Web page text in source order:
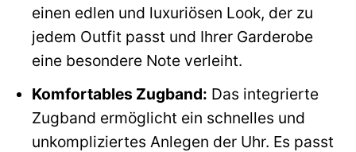
einen edlen und luxuriösen Look, der zu
jedem Outfit passt und Ihrer Garderobe
eine besondere Note verleiht.
Komfortables Zugband: Das integrierte
Zugband ermöglicht ein schnelles und
unkompliziertes Anlegen der Uhr. Es passt